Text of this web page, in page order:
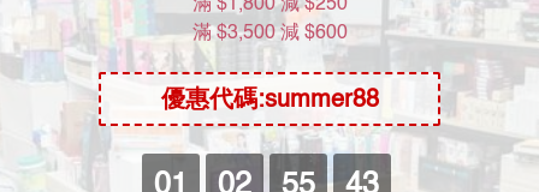
🔋 長效續航： 充電 1 小時，即可使用長達 3 小時 。
了解更多